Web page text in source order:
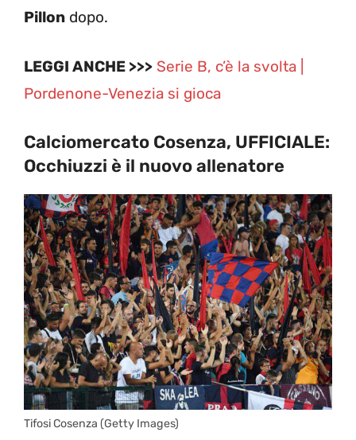
Pillon dopo.
LEGGI ANCHE >>> Serie B, c’è la svolta |
Pordenone-Venezia si gioca
Calciomercato Cosenza, UFFICIALE:
Occhiuzzi è il nuovo allenatore
Tifosi Cosenza (Getty Images)